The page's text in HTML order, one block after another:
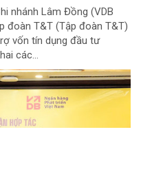
nhánh Lâm Đồng (VDB
đoàn T&T (Tập đoàn T&T)
vốn tín dụng đầu tư
các...